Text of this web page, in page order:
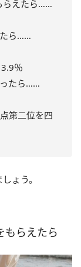
らえたら……
たら……
％
たら……
第二位を四
ょう。
もらえたら